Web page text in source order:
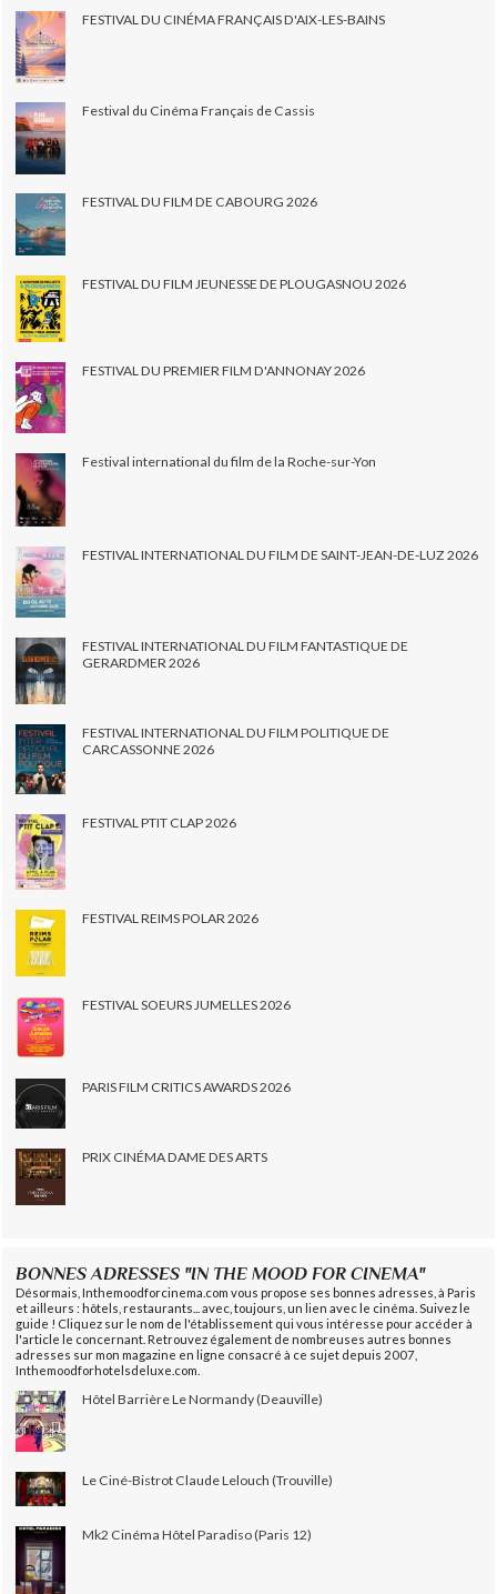
FESTIVAL DU CINÉMA FRANÇAIS D'AIX-LES-BAINS
Festival du Cinéma Français de Cassis
FESTIVAL DU FILM DE CABOURG 2026
FESTIVAL DU FILM JEUNESSE DE PLOUGASNOU 2026
FESTIVAL DU PREMIER FILM D'ANNONAY 2026
Festival international du film de la Roche-sur-Yon
FESTIVAL INTERNATIONAL DU FILM DE SAINT-JEAN-DE-LUZ 2026
FESTIVAL INTERNATIONAL DU FILM FANTASTIQUE DE
GERARDMER 2026
FESTIVAL INTERNATIONAL DU FILM POLITIQUE DE
CARCASSONNE 2026
FESTIVAL PTIT CLAP 2026
FESTIVAL REIMS POLAR 2026
FESTIVAL SOEURS JUMELLES 2026
PARIS FILM CRITICS AWARDS 2026
PRIX CINÉMA DAME DES ARTS
BONNES ADRESSES "IN THE MOOD FOR CINEMA"
Désormais, Inthemoodforcinema.com vous propose ses bonnes adresses, à Paris
et ailleurs : hôtels, restaurants... avec, toujours, un lien avec le cinéma. Suivez le
guide ! Cliquez sur le nom de l'établissement qui vous intéresse pour accéder à
l'article le concernant. Retrouvez également de nombreuses autres bonnes
adresses sur mon magazine en ligne consacré à ce sujet depuis 2007,
Inthemoodforhotelsdeluxe.com.
Hôtel Barrière Le Normandy (Deauville)
Le Ciné-Bistrot Claude Lelouch (Trouville)
Mk2 Cinéma Hôtel Paradiso (Paris 12)